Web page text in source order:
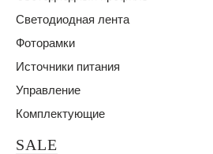
Светодиодная лента
Фоторамки
Источники питания
Управление
Комплектующие
SALE